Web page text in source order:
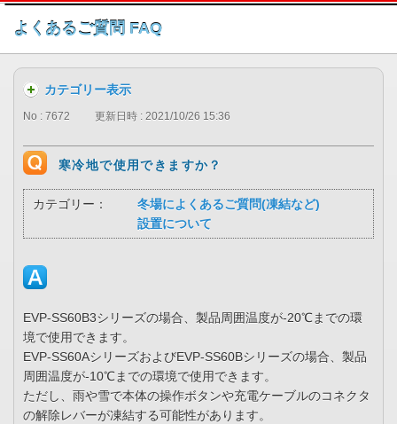
このページの本文へ
よくあるご質問 FAQ
カテゴリー表示
No : 7672 更新日時 : 2021/10/26 15:36
寒冷地で使用できますか？
カテゴリー：
冬場によくあるご質問(凍結など)
設置について
EVP-SS60B3シリーズの場合、製品周囲温度が-20℃までの環
境で使用できます。
EVP-SS60AシリーズおよびEVP-SS60Bシリーズの場合、製品
周囲温度が-10℃までの環境で使用できます。
ただし、雨や雪で本体の操作ボタンや充電ケーブルのコネクタ
の解除レバーが凍結する可能性があります。